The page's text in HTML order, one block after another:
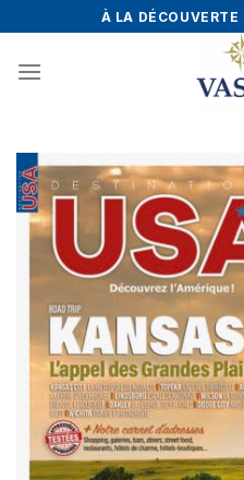
to
content
À LA